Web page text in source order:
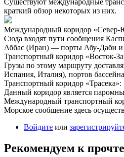
краткий обзор некоторых из них.
Международный коридор «Север-
Сюда входят пути сообщения
Аббас (Иран) — порты Абу-Даби
Транспортный коридор «Восток-
Грузы по этому маршруту
Испания, Италия), портов
Транспортный коридор «Трасека»:
Данный коридор является
Международный транспортный
Морское сообщение здесь
Войдите или
Рекомендуем к